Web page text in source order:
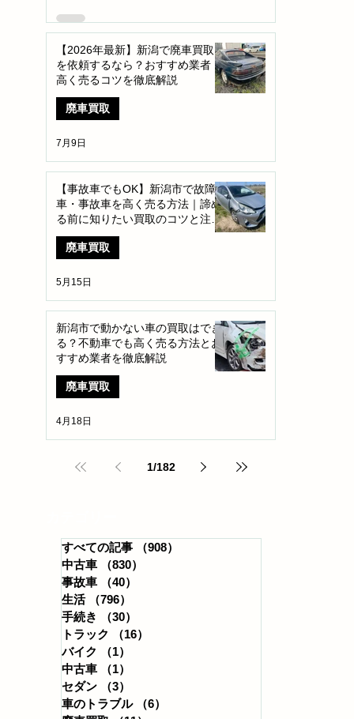
【2026年最新】新潟で廃車買取
を依頼するなら？おすすめ業者・
高く売るコツを徹底解説
廃車買取
7月9日
【事故車でもOK】新潟市で故障
車・事故車を高く売る方法｜諦め
る前に知りたい買取のコツと注意
点
廃車買取
5月15日
新潟市で動かない車の買取はでき
る？不動車でも高く売る方法とお
すすめ業者を徹底解説
廃車買取
4月18日
1/182
すべての記事 （908）
中古車
（830）
事故車
（40）
生活
（796）
手続き
（30）
トラック
（16）
バイク
（1）
中古車
（1）
セダン
（3）
車のトラブル
（6）